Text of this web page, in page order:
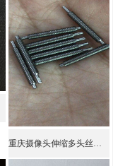
重庆摄像头伸缩多头丝杆加工 点击查看详情